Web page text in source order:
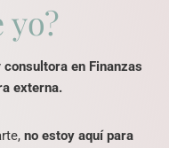
yo?
consultora en Finanzas
externa.
no estoy aquí para